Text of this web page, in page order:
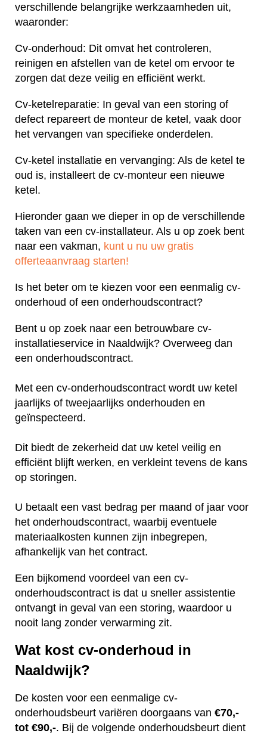
verschillende belangrijke werkzaamheden uit,
waaronder:
Cv-onderhoud: Dit omvat het controleren,
reinigen en afstellen van de ketel om ervoor te
zorgen dat deze veilig en efficiënt werkt.
Cv-ketelreparatie: In geval van een storing of
defect repareert de monteur de ketel, vaak door
het vervangen van specifieke onderdelen.
Cv-ketel installatie en vervanging: Als de ketel te
oud is, installeert de cv-monteur een nieuwe
ketel.
Hieronder gaan we dieper in op de verschillende
taken van een cv-installateur. Als u op zoek bent
naar een vakman, kunt u nu uw gratis
offerteaanvraag starten!
Is het beter om te kiezen voor een eenmalig cv-
onderhoud of een onderhoudscontract?
Bent u op zoek naar een betrouwbare cv-
installatieservice in Naaldwijk? Overweeg dan
een onderhoudscontract.
Met een cv-onderhoudscontract wordt uw ketel
jaarlijks of tweejaarlijks onderhouden en
geïnspecteerd.
Dit biedt de zekerheid dat uw ketel veilig en
efficiënt blijft werken, en verkleint tevens de kans
op storingen.
U betaalt een vast bedrag per maand of jaar voor
het onderhoudscontract, waarbij eventuele
materiaalkosten kunnen zijn inbegrepen,
afhankelijk van het contract.
Een bijkomend voordeel van een cv-
onderhoudscontract is dat u sneller assistentie
ontvangt in geval van een storing, waardoor u
nooit lang zonder verwarming zit.
Wat kost cv-onderhoud in
Naaldwijk?
De kosten voor een eenmalige cv-
onderhoudsbeurt variëren doorgaans van €70,-
tot €90,-. Bij de volgende onderhoudsbeurt dient